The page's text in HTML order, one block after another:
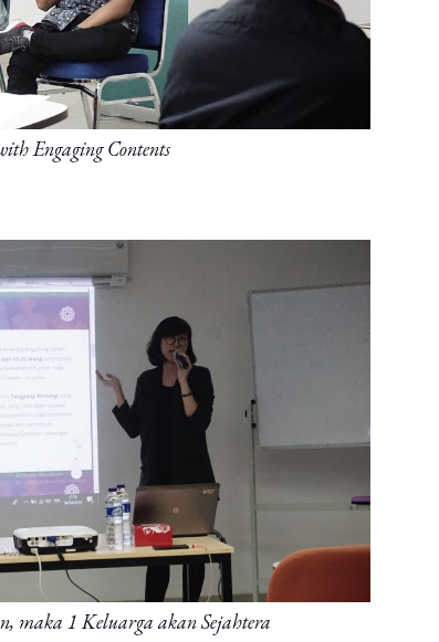
Engaging Contents
maka 1 Keluarga akan Sejahtera